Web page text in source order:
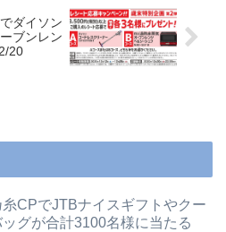
ダイソン
ブンレン
20
CPでJTBナイスギフトやクー
グが合計3100名様に当たる